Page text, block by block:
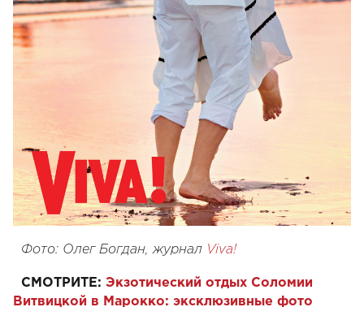
Фото: Олег Богдан, журнал Viva!
СМОТРИТЕ: Экзотический отдых Соломии
Витвицкой в Марокко: эксклюзивные фото